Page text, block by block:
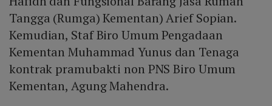
Tangga (Rumga) Kementan) Arief Sopian.
Kemudian, Staf Biro Umum Pengadaan
Kementan Muhammad Yunus dan Tenaga
kontrak pramubakti non PNS Biro Umum
Kementan, Agung Mahendra.